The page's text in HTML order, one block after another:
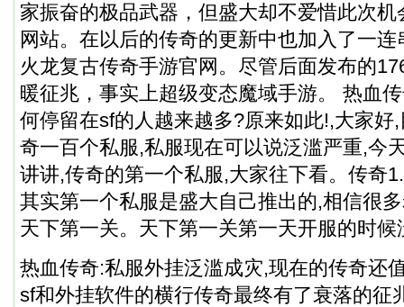
家振奋的极品武器，但盛大却不爱惜此次
网站。在以后的传奇的更新中也加入了一
火龙复古传奇手游官网。尽管后面发布的
暖征兆，事实上超级变态魔域手游。 热血
何停留在sf的人越来越多?原来如此!,大家好
奇一百个私服,私服现在可以说泛滥严重,今
讲讲,传奇的第一个私服,大家往下看。传奇
其实第一个私服是盛大自己推出的,相信很
天下第一关。天下第一关第一天开服的时候
热血传奇:私服外挂泛滥成灾,现在的传奇还
sf和外挂软件的横行传奇最终有了衰落的征